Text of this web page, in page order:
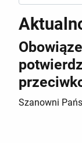
Szanowni